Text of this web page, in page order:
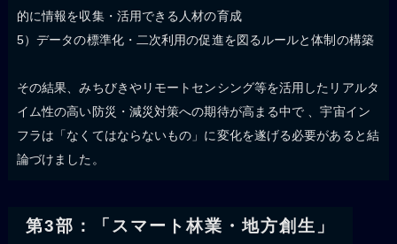
的に情報を収集・活用できる人材の育成
5）データの標準化・二次利用の促進を図るルールと体制の構築
その結果、みちびきやリモートセンシング等を活用したリアルタ
イム性の高い防災・減災対策への期待が高まる中で 、宇宙イン
フラは「なくてはならないもの」に変化を遂げる必要があると結
論づけました。
第3部：「スマート林業・地方創生」